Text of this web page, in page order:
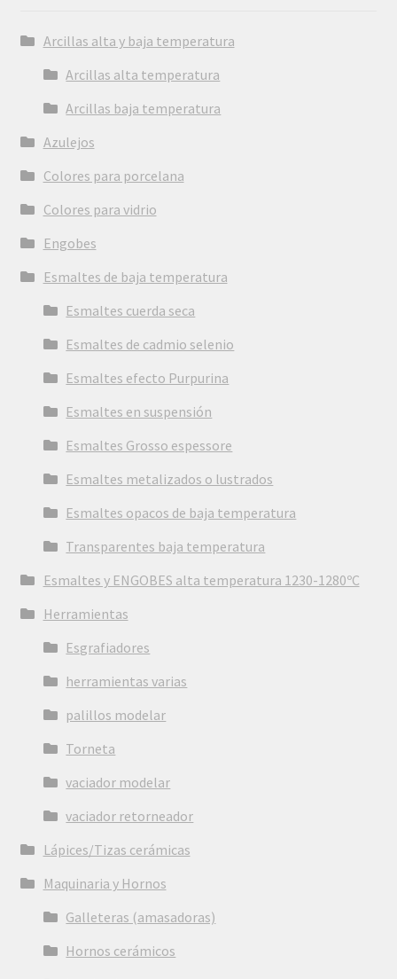
Arcillas alta y baja temperatura
Arcillas alta temperatura
Arcillas baja temperatura
Azulejos
Colores para porcelana
Colores para vidrio
Engobes
Esmaltes de baja temperatura
Esmaltes cuerda seca
Esmaltes de cadmio selenio
Esmaltes efecto Purpurina
Esmaltes en suspensión
Esmaltes Grosso espessore
Esmaltes metalizados o lustrados
Esmaltes opacos de baja temperatura
Transparentes baja temperatura
Esmaltes y ENGOBES alta temperatura 1230-1280ºC
Herramientas
Esgrafiadores
herramientas varias
palillos modelar
Torneta
vaciador modelar
vaciador retorneador
Lápices/Tizas cerámicas
Maquinaria y Hornos
Galleteras (amasadoras)
Hornos cerámicos